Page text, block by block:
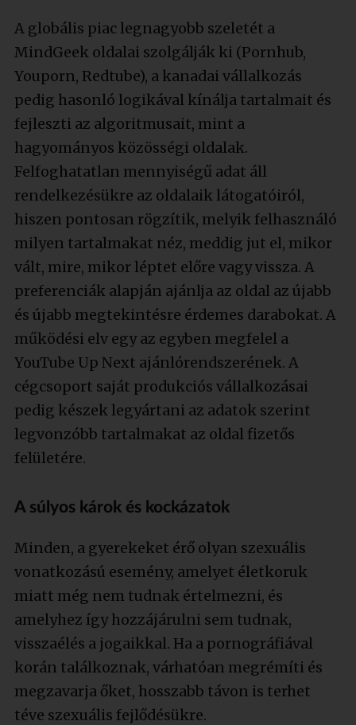
A globális piac legnagyobb szeletét a
MindGeek oldalai szolgálják ki (Pornhub,
Youporn, Redtube), a kanadai vállalkozás
pedig hasonló logikával kínálja tartalmait és
fejleszti az algoritmusait, mint a
hagyományos közösségi oldalak.
Felfoghatatlan mennyiségű adat áll
rendelkezésükre az oldalaik látogatóiról,
hiszen pontosan rögzítik, melyik felhasználó
milyen tartalmakat néz, meddig jut el, mikor
vált, mire, mikor léptet előre vagy vissza. A
preferenciák alapján ajánlja az oldal az újabb
és újabb megtekintésre érdemes darabokat. A
működési elv egy az egyben megfelel a
YouTube Up Next ajánlórendszerének. A
cégcsoport saját produkciós vállalkozásai
pedig készek legyártani az adatok szerint
legvonzóbb tartalmakat az oldal fizetős
felületére.
A súlyos károk és kockázatok
Minden, a gyerekeket érő olyan szexuális
vonatkozású esemény, amelyet életkoruk
miatt még nem tudnak értelmezni, és
amelyhez így hozzájárulni sem tudnak,
visszaélés a jogaikkal. Ha a pornográfiával
korán találkoznak, várhatóan megrémíti és
megzavarja őket, hosszabb távon is terhet
téve szexuális fejlődésükre.